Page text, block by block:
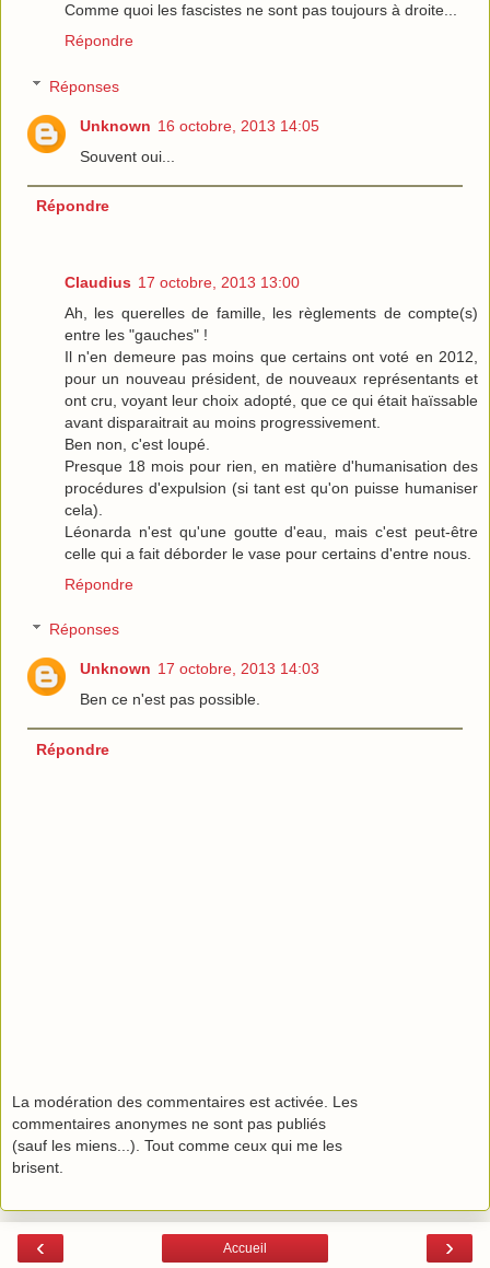
Comme quoi les fascistes ne sont pas toujours à droite...
Répondre
Réponses
Unknown 16 octobre, 2013 14:05
Souvent oui...
Répondre
Claudius 17 octobre, 2013 13:00
Ah, les querelles de famille, les règlements de compte(s)
entre les "gauches" !
Il n'en demeure pas moins que certains ont voté en 2012,
pour un nouveau président, de nouveaux représentants et
ont cru, voyant leur choix adopté, que ce qui était haïssable
avant disparaitrait au moins progressivement.
Ben non, c'est loupé.
Presque 18 mois pour rien, en matière d'humanisation des
procédures d'expulsion (si tant est qu'on puisse humaniser
cela).
Léonarda n'est qu'une goutte d'eau, mais c'est peut-être
celle qui a fait déborder le vase pour certains d'entre nous.
Répondre
Réponses
Unknown 17 octobre, 2013 14:03
Ben ce n'est pas possible.
Répondre
La modération des commentaires est activée. Les
commentaires anonymes ne sont pas publiés
(sauf les miens...). Tout comme ceux qui me les
brisent.
‹ ›
Accueil